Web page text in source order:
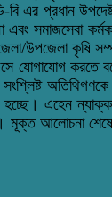
এর প্রধান
এবং সমাজসেবা
উপজেলা কৃষি
করতে
অতিথিগণকে
এহেন
আলোচনা শেষে